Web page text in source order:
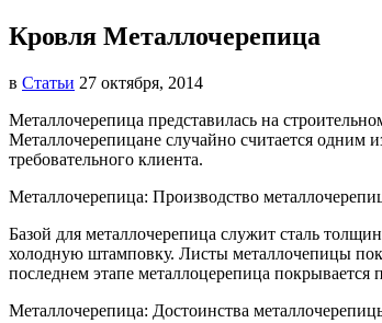
Кровля Металлочерепица
в Статьи 27 октября, 2014
Металлочерепица представилась на
Металлочерепицане случайно считается одним
требовательного клиента.
Металлочерепица: Производство
Базой для металлочерепица служит сталь
холодную штамповку. Листы металлочепицы
последнем этапе металлоцерепица
Металлочерепица: Достоинства